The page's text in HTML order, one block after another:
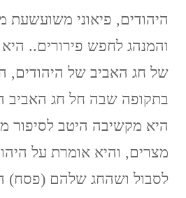
היהודים, פיאוני
והמנהג לחפש פירורים..
של חג האביב של היהודים,
בתקופה שבה חל חג האביב
היא מקשיבה היטב לסיפור
מצרים, והיא אומרת על
לסבול ושהחג שלהם (פסח)